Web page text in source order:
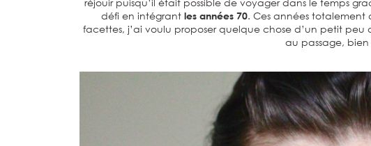
réjouir puisqu’il était possible de voyager dans le temps
défi en intégrant les années 70. Ces années
facettes, j’ai voulu proposer quelque chose d’un petit
au passage, bien